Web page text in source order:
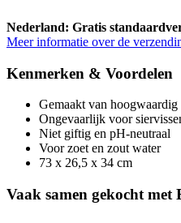
Nederland: Gratis
Meer informatie over de
Kenmerken & Voordelen
Gemaakt van hoogwaardig
Ongevaarlijk voor
Niet giftig en pH-neutraal
Voor zoet en zout water
73 x 26,5 x 34 cm
Vaak samen gekocht met